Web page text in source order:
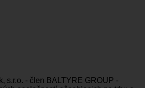
s.r.o. - člen BALTYRE GROUP -